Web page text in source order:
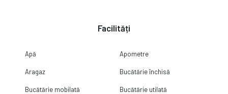
Facilități
Apă Apometre
Aragaz Bucătărie închisă
Bucătărie mobilată Bucătărie utilată